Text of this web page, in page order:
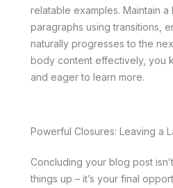
relatable examples. Maintain
paragraphs using transitions,
naturally progresses to the
body content effectively, you
and eager to learn more.
Powerful Closures: Leaving a
Concluding your blog post
things up – it’s your final